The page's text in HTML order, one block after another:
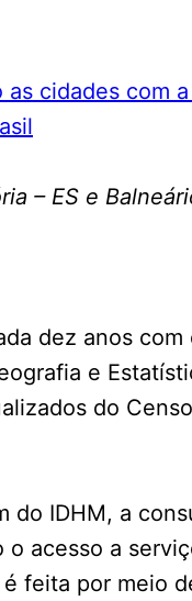
– ES e
dez anos
e
do
do IDHM, a
acesso a
feita por meio